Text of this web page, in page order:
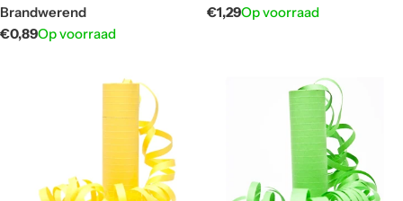
Brandwerend
Normale
€0,89Op voorraad
Normale
€1,29Op voorraad